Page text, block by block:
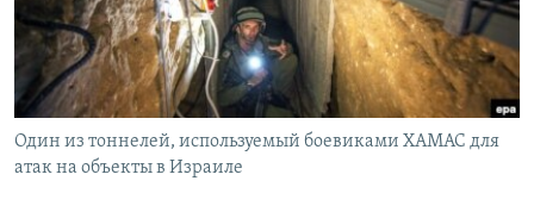
Один из тоннелей, используемый боевиками ХАМАС для
атак на объекты в Израиле